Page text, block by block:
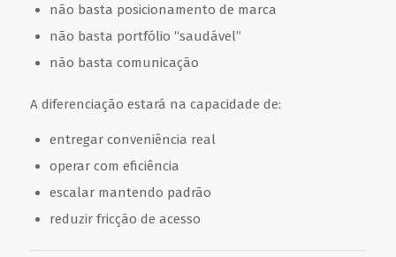
não basta posicionamento de marca
não basta portfólio “saudável”
não basta comunicação
A diferenciação estará na capacidade de:
entregar conveniência real
operar com eficiência
escalar mantendo padrão
reduzir fricção de acesso